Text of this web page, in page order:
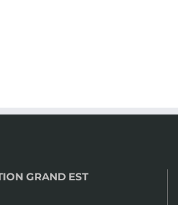
GRAND EST